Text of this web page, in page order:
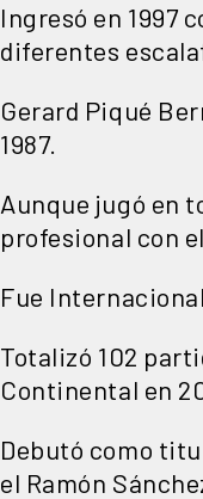
Ingresó en 1997
diferentes
Gerard Piqué
1987.
Aunque jugó en
profesional con el
Fue
Totalizó 102
Continental en
Debutó como
el Ramón